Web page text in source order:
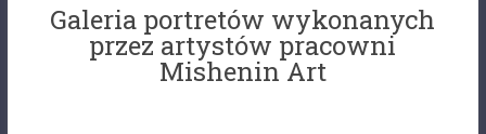
Galeria portretów wykonanych
przez artystów pracowni
Mishenin Art